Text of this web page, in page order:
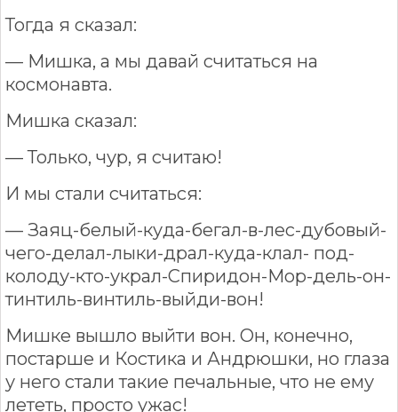
Тогда я сказал:
— Мишка, а мы давай считаться на
космонавта.
Мишка сказал:
— Только, чур, я считаю!
И мы стали считаться:
— Заяц-белый-куда-бегал-в-лес-дубовый-
чего-делал-лыки-драл-куда-клал- под-
колоду-кто-украл-Спиридон-Мор-дель-он-
тинтиль-винтиль-выйди-вон!
Мишке вышло выйти вон. Он, конечно,
постарше и Костика и Андрюшки, но глаза
у него стали такие печальные, что не ему
лететь, просто ужас!